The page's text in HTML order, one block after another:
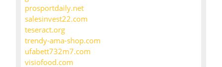
prosportdaily.net
salesinvest22.com
teseract.org
trendy-ama-shop.com
ufabett732m7.com
visiofood.com